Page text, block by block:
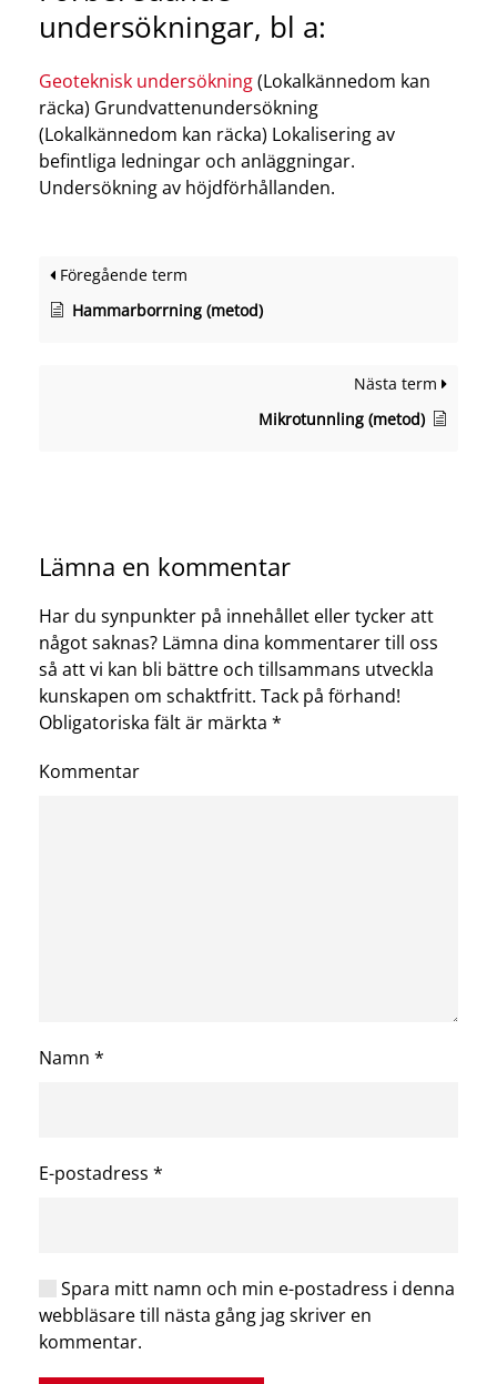
undersökningar, bl a:
Geoteknisk undersökning(Lokalkännedom kan
räcka) Grundvattenundersökning
(Lokalkännedom kan räcka) Lokalisering av
befintliga ledningar och anläggningar.
Undersökning av höjdförhållanden.
Föregående term
Hammarborrning (metod)
Nästa term
Mikrotunnling (metod)
Lämna en kommentar
Har du synpunkter på innehållet eller tycker att
något saknas? Lämna dina kommentarer till oss
så att vi kan bli bättre och tillsammans utveckla
kunskapen om schaktfritt. Tack på förhand!
Obligatoriska fält är märkta *
Kommentar
Namn *
E-postadress *
Spara mitt namn och min e-postadress i denna
webbläsare till nästa gång jag skriver en
kommentar.